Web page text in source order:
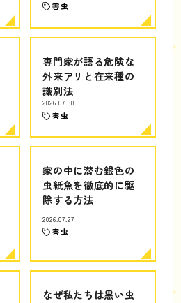
害虫
専門家が語る危険な
外来アリと在来種の
識別法
2026.07.30
害虫
家の中に潜む銀色の
虫紙魚を徹底的に駆
除する方法
2026.07.27
害虫
なぜ私たちは黒い虫